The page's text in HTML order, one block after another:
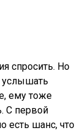
спросить. Но
услышать
ему тоже
С первой
есть шанс, что